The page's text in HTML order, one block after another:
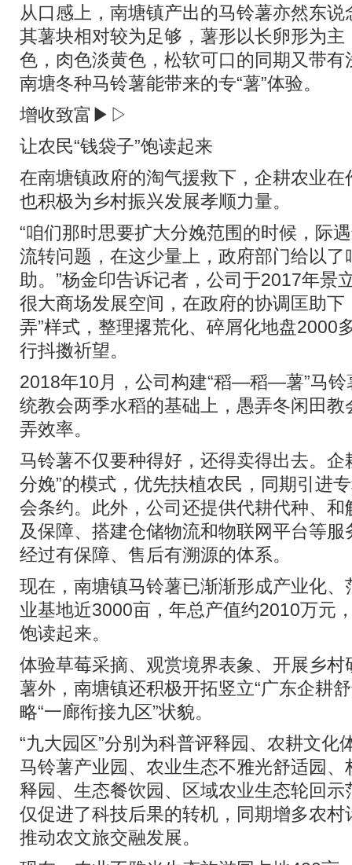
从口感上，南塘镇产出的马铃薯亦然东
其薯块相对较为足够，薯形以长卵形为
色，肉色淡黄色，松软可口的同期又带
南塘冬种马铃薯能带来的专“薯”体验。
增收致富▶▷
让农民“钱袋子”饱读起来
在南塘镇政府的淘气援救下，企耕农业
也积极为乡村振兴发展孝顺力量。
“咱们那时思要扩大分娩范围的时候，际
流转问题，在这少量上，政府部门给以了
助。”杨金印告诉记者，公司于2017年景
很大商场发展空间，在政府的协调匡助下
弄”样式，整理撂荒化、碎屑化地盘2000
行抖擞祈望。
2018年10月，公司构建“稻—稻—薯”马铃
统教会两季水稻的基础上，愚弄冬闲田
弄效率。
马铃薯不仅要种得好，还得卖得出去。企
分娩”的模式，优先扶植农民，同期引进
会条约。此外，公司还提供代耕代种、
及保障、搭建仓储物流和物联网平台等
经过有保障、售后有溯源的体系。
现在，南塘镇马铃薯已渐渐形成产业化
业基地近3000亩，年总产值约2010万元
饱读起来。
体验草莓采摘、观赏境界表象、开展乡
薯外，南塘镇还积极开拓竖立“广东企耕
略“一廊衔接九区”状貌。
“九大园区”分别为科普评释园、农耕文化
马铃薯产业园、农业生态不雅光舒适园
释园、生态餐饮园、区域农业生态轮回
仅促进了科技后果的转机，同期增多农
推动农文旅交融发展。